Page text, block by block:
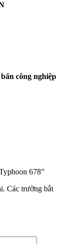
công nghiệp
678”
Các trường bắt